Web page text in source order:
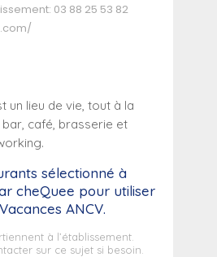
03 88 25 53 82
un lieu de vie, tout à la
café, brasserie et
sélectionné à
cheQuee pour utiliser
ANCV.
à l’établissement.
sur ce sujet si besoin.